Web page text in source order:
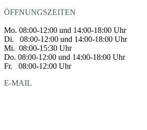
ÖFFNUNGSZEITEN
Mo. 08:00-12:00 und 14:00-18:00 Uhr
Di. 08:00-12:00 und 14:00-18:00 Uhr
Mi. 08:00-15:30 Uhr
Do. 08:00-12:00 und 14:00-18:00 Uhr
Fr. 08:00-12:00 Uhr
E-MAIL